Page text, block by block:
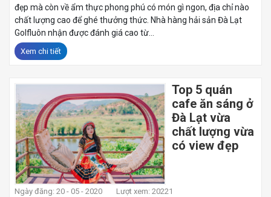
đẹp mà còn về ẩm thực phong phú có món gì ngon, địa chỉ nào
chất lượng cao để ghé thưởng thức. Nhà hàng hải sản Đà Lạt
Golfluôn nhận được đánh giá cao từ...
Xem chi tiết
Top 5 quán
cafe ăn sáng ở
Đà Lạt vừa
chất lượng vừa
có view đẹp
Ngày đăng: 20 - 05 - 2020 Lượt xem: 20221